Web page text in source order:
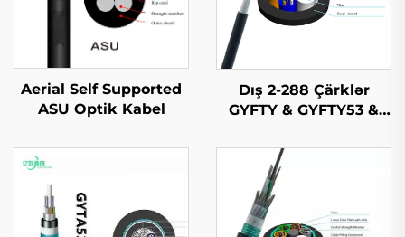
Aerial Self Supported
ASU Optik Kabel
Dış 2-288 Çärklər
GYFTY & GYFTY53 &
Kabel